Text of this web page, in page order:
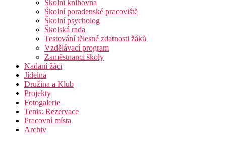
Školní knihovna
Školní poradenské pracoviště
Školní psycholog
Školská rada
Testování tělesné zdatnosti žáků
Vzdělávací program
Zaměstnanci školy
Nadaní žáci
Jídelna
Družina a Klub
Projekty
Fotogalerie
Tenis: Rezervace
Pracovní místa
Archiv